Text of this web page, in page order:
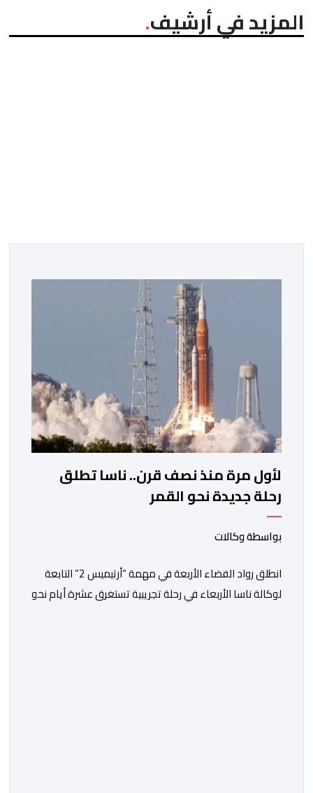
المزيد في أرشيف
لأول مرة منذ نصف قرن.. ناسا تطلق
رحلة جديدة نحو القمر
بواسطة وكالات
انطلق رواد الفضاء الأربعة في مهمة “أرتيميس 2” التابعة
لوكالة ناسا الأربعاء في رحلة تجريبية تستغرق عشرة أيام نحو